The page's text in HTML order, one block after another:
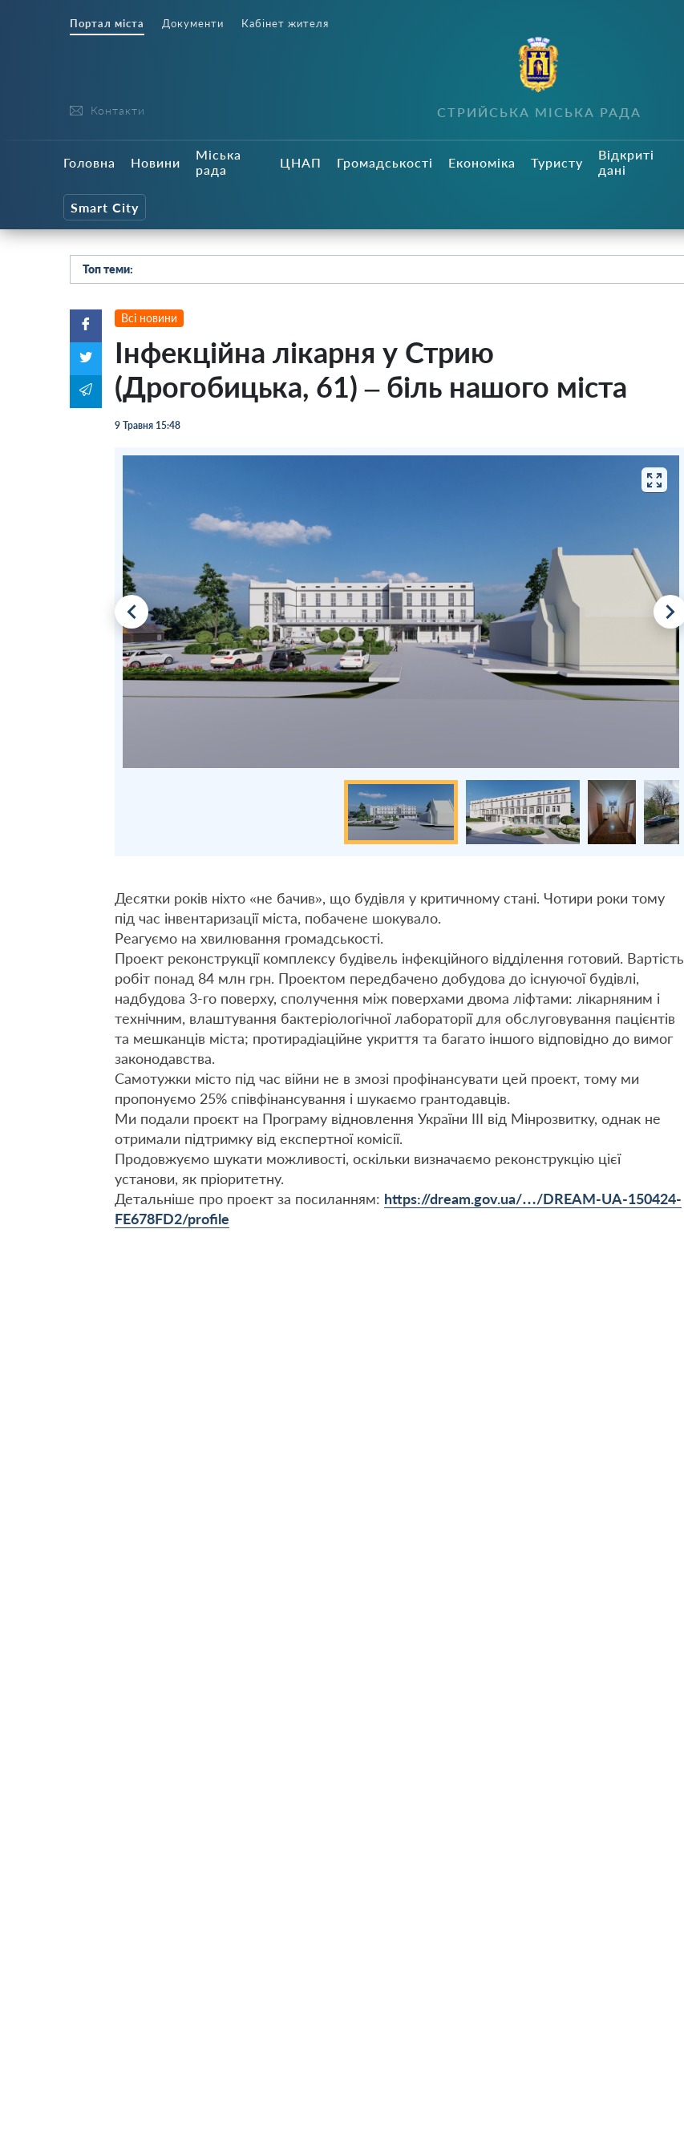
Портал міста Документи Кабінет жителя
Контакти СТРИЙСЬКА МІСЬКА РАДА
Головна Новини
Міська
рада
ЦНАП Громадськості Економіка Туристу
Відкриті
дані
Smart City
Топ теми:
Всі новини
Інфекційна лікарня у Стрию
(Дрогобицька, 61) – біль нашого міста
9 Травня 15:48
Десятки років ніхто «не бачив», що будівля у критичному стані. Чотири роки тому
під час інвентаризації міста, побачене шокувало.
Реагуємо на хвилювання громадськості.
Проект реконструкції комплексу будівель інфекційного відділення готовий. Вартість
робіт понад 84 млн грн. Проектом передбачено добудова до існуючої будівлі,
надбудова 3-го поверху, сполучення між поверхами двома ліфтами: лікарняним і
технічним, влаштування бактеріологічної лабораторії для обслуговування пацієнтів
та мешканців міста; протирадіаційне укриття та багато іншого відповідно до вимог
законодавства.
Самотужки місто під час війни не в змозі профінансувати цей проект, тому ми
пропонуємо 25% співфінансування і шукаємо грантодавців.
Ми подали проєкт на Програму відновлення України ІІІ від Мінрозвитку, однак не
отримали підтримку від експертної комісії.
Продовжуємо шукати можливості, оскільки визначаємо реконструкцію цієї
установи, як пріоритетну.
Детальніше про проект за посиланням: https://dream.gov.ua/…/DREAM-UA-150424-
FE678FD2/profile